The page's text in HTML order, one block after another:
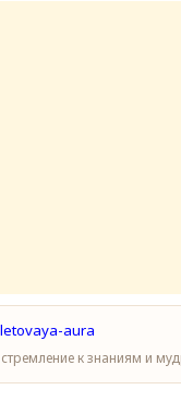
к знаниям и